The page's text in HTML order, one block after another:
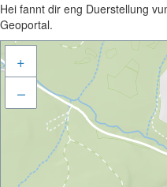
Hei fannt dir eng Duerstellung
Geoportal.
+
–